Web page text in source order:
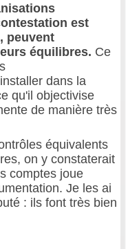
est
peuvent
équilibres. Ce
dans la
qu'il objectivise
de manière très
équivalents
on y constaterait
comptes joue
Je les ai
: ils font très bien